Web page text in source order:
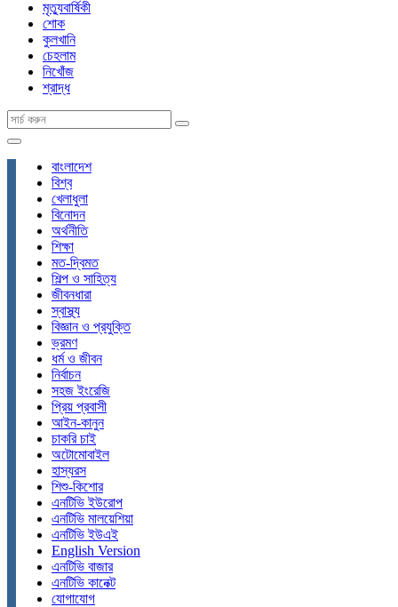
মৃত্যুবার্ষিকী
শোক
কুলখানি
চেহলাম
নিখোঁজ
শ্রাদ্ধ
বাংলাদেশ
বিশ্ব
খেলাধুলা
বিনোদন
অর্থনীতি
শিক্ষা
মত-দ্বিমত
শিল্প ও সাহিত্য
জীবনধারা
স্বাস্থ্য
বিজ্ঞান ও প্রযুক্তি
ভ্রমণ
ধর্ম ও জীবন
নির্বাচন
সহজ ইংরেজি
প্রিয় প্রবাসী
আইন-কানুন
চাকরি চাই
অটোমোবাইল
হাস্যরস
শিশু-কিশোর
এনটিভি ইউরোপ
এনটিভি মালয়েশিয়া
এনটিভি ইউএই
English Version
এনটিভি বাজার
এনটিভি কানেক্ট
যোগাযোগ